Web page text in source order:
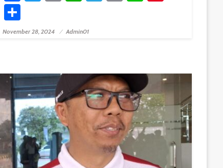
Share
Posted On
November 28, 2024 Admin01